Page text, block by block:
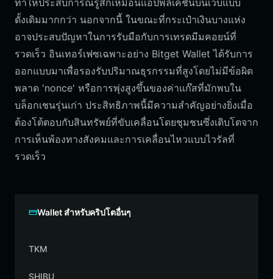
ทำให้ประสบการณ์รู้สึกเหมือนแอปพลิเคชันบนเว็บแบบ
ดั้งเดิมมากกว่า นอกจากนี้ ในขณะที่กระเป๋าเงินบางแห่ง
อาจประสบปัญหาในการรับมือกับการเทรดมีมคอยน์ที่
รวดเร็ว อินเทอร์เฟซเฉพาะอย่าง Bitget Wallet ได้รับการ
ออกแบบมาเพื่อรองรับปริมาณธุรกรรมที่สูงโดยไม่มีข้อผิด
พลาด 'nonce' หรือการพุ่งสูงขึ้นของค่าแก๊สที่มักพบใน
บล็อกเชนรุ่นเก่า ประสิทธิภาพนี้มีความสำคัญอย่างยิ่งเมื่อ
ต้องโต้ตอบกับสินทรัพย์ที่ขับเคลื่อนโดยชุมชนซึ่งเติบโตจาก
การเห็นพ้องทางสังคมและการเคลื่อนไหวแบบไวรัลที่
รวดเร็ว
Wallet สำหรับคริปโตอื่นๆ
TKM
SHIBU